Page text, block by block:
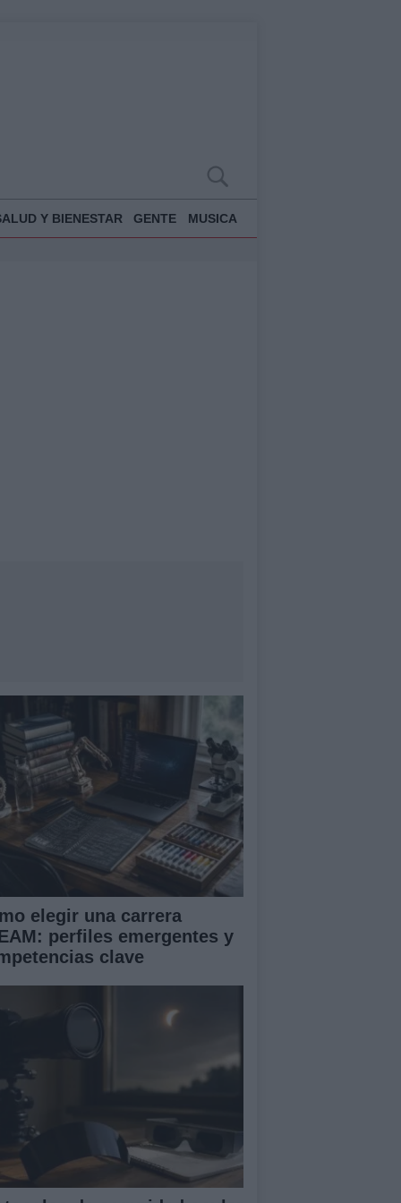
Y BIENESTAR GENTE MUSICA
elegir una carrera
perfiles emergentes y
clave